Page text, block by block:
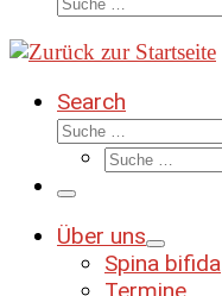
Search
Suche
Suche
Menü
Über uns
Spina bifida